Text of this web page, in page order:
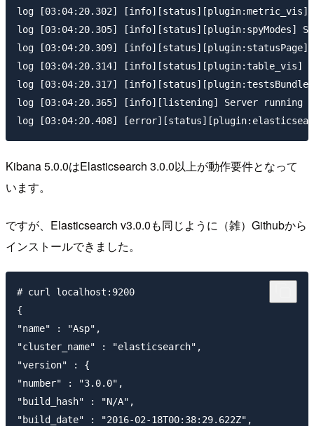
log [03:04:20.302] [info][status][plugin:metric_vis]
log [03:04:20.305] [info][status][plugin:spyModes]
log [03:04:20.309] [info][status][plugin:statusPage]
log [03:04:20.314] [info][status][plugin:table_vis]
log [03:04:20.317]
log [03:04:20.365] [info][listening] Server running
Kibana 5.0.0はElasticsearch 3.0.0以上が動作要件となって
います。
ですが、Elasticsearch v3.0.0も同じように（雑）Githubから
インストールできました。
# curl localhost:9200
{
"name" : "Asp",
"cluster_name" : "elasticsearch",
"version" : {
"number" : "3.0.0",
"build_hash" : "N/A",
"build_date" : "2016-02-18T00:38:29.622Z",